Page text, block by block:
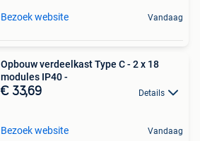
Bezoek website Vandaag
Opbouw verdeelkast Type C - 2 x 18
modules IP40 -
€ 33,69 Details
Bezoek website Vandaag